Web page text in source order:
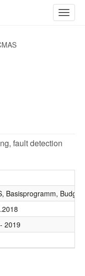
ein-/
fault detection
Basisprogramm,
2019